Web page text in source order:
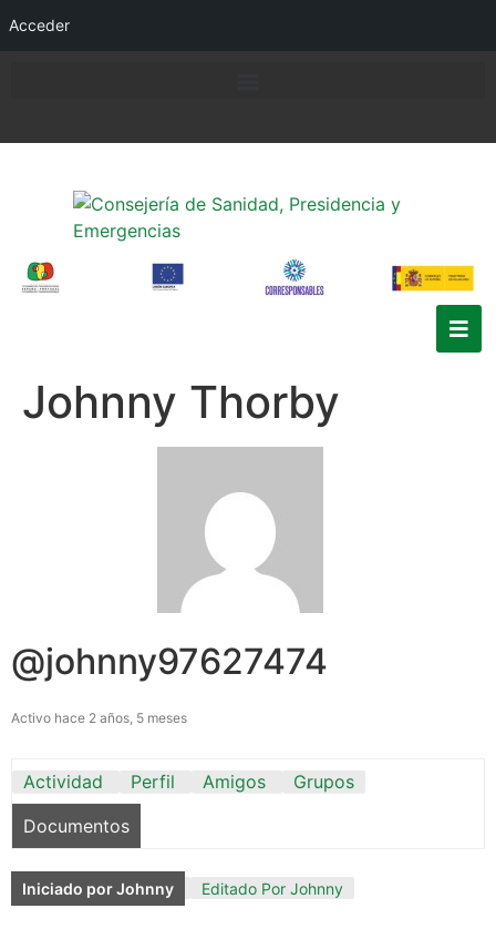
Acceder
Johnny Thorby
@johnny97627474
Activo hace 2 años, 5 meses
Actividad Perfil Amigos
Grupos
Documentos
Iniciado por Johnny Editado Por Johnny